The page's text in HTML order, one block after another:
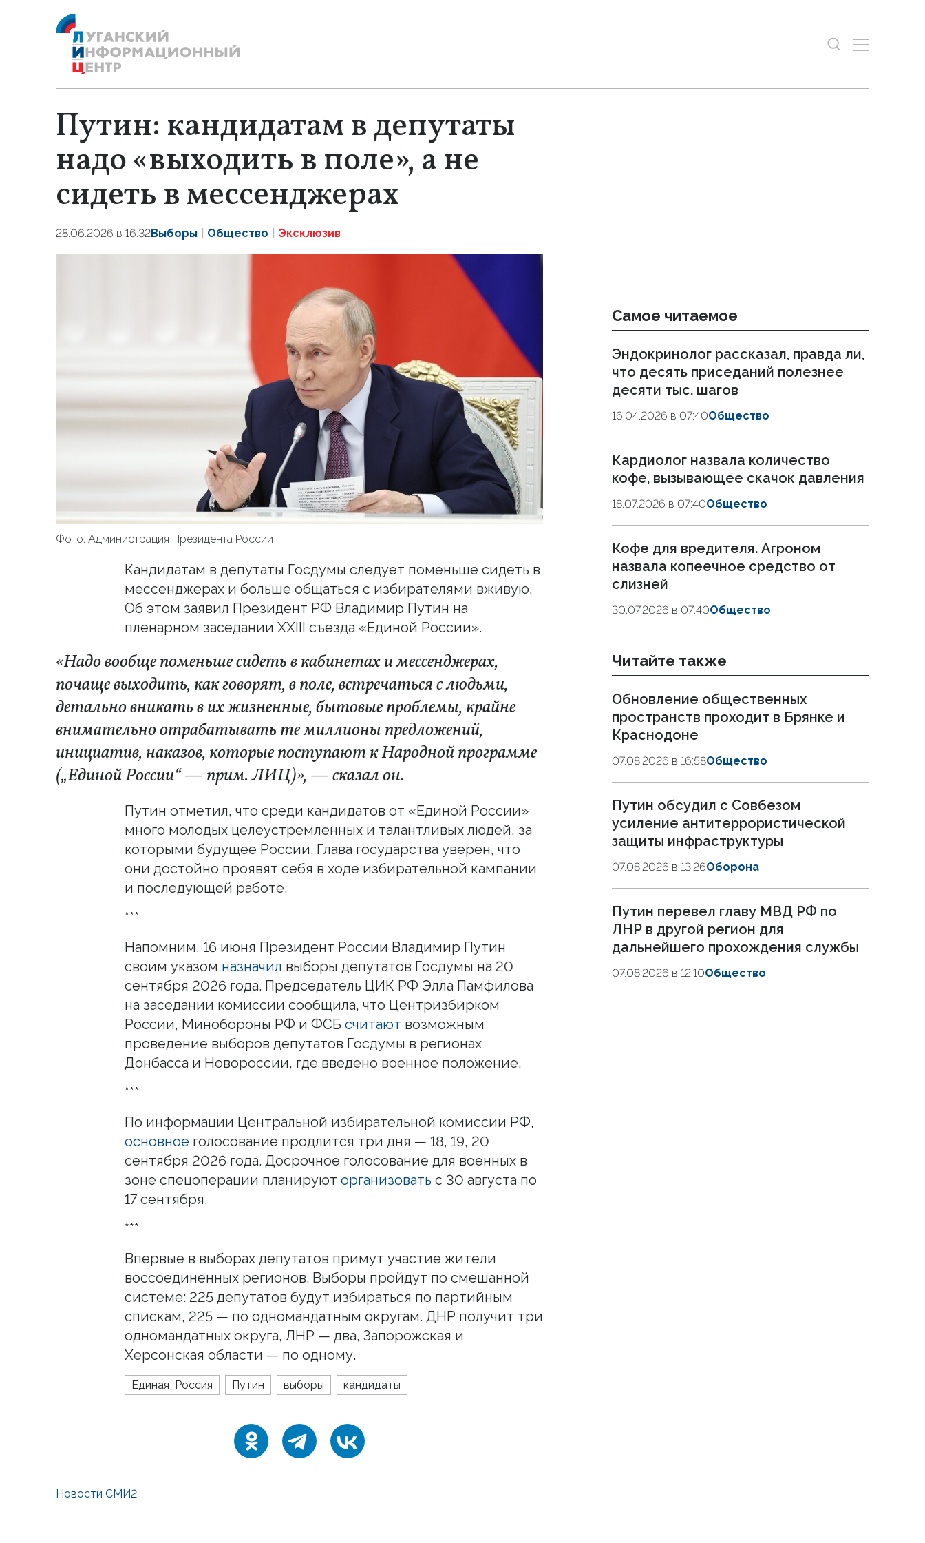
Путин: кандидатам в депутаты
надо «выходить в поле», а не
сидеть в мессенджерах
28.06.2026 в 16:32Выборы Общество Эксклюзив
Фото: Администрация Президента России
Кандидатам в депутаты Госдумы следует поменьше сидеть в
мессенджерах и больше общаться с избирателями вживую.
Об этом заявил Президент РФ Владимир Путин на
пленарном заседании XXIII съезда «Единой России».
«Надо вообще поменьше сидеть в кабинетах и мессенджерах,
почаще выходить, как говорят, в поле, встречаться с людьми,
детально вникать в их жизненные, бытовые проблемы, крайне
внимательно отрабатывать те миллионы предложений,
инициатив, наказов, которые поступают к Народной программе
(„Единой России“ — прим. ЛИЦ)», — сказал он.
Путин отметил, что среди кандидатов от «Единой России»
много молодых целеустремленных и талантливых людей, за
которыми будущее России. Глава государства уверен, что
они достойно проявят себя в ходе избирательной кампании
и последующей работе.
***
Напомним, 16 июня Президент России Владимир Путин
своим указом назначил выборы депутатов Госдумы на 20
сентября 2026 года. Председатель ЦИК РФ Элла Памфилова
на заседании комиссии сообщила, что Центризбирком
России, Минобороны РФ и ФСБ считают возможным
проведение выборов депутатов Госдумы в регионах
Донбасса и Новороссии, где введено военное положение.
***
По информации Центральной избирательной комиссии РФ,
основное голосование продлится три дня — 18, 19, 20
сентября 2026 года. Досрочное голосование для военных в
зоне спецоперации планируют организовать с 30 августа по
17 сентября.
***
Впервые в выборах депутатов примут участие жители
воссоединенных регионов. Выборы пройдут по смешанной
системе: 225 депутатов будут избираться по партийным
спискам, 225 — по одномандатным округам. ДНР получит три
одномандатных округа, ЛНР — два, Запорожская и
Херсонская области — по одному.
Единая_Россия Путин выборы кандидаты
Самое читаемое
Эндокринолог рассказал, правда ли,
что десять приседаний полезнее
десяти тыс. шагов
16.04.2026 в 07:40Общество
Кардиолог назвала количество
кофе, вызывающее скачок давления
18.07.2026 в 07:40Общество
Кофе для вредителя. Агроном
назвала копеечное средство от
слизней
30.07.2026 в 07:40Общество
Читайте также
Обновление общественных
пространств проходит в Брянке и
Краснодоне
07.08.2026 в 16:58Общество
Путин обсудил с Совбезом
усиление антитеррористической
защиты инфраструктуры
07.08.2026 в 13:26Оборона
Путин перевел главу МВД РФ по
ЛНР в другой регион для
дальнейшего прохождения службы
07.08.2026 в 12:10Общество
Новости СМИ2